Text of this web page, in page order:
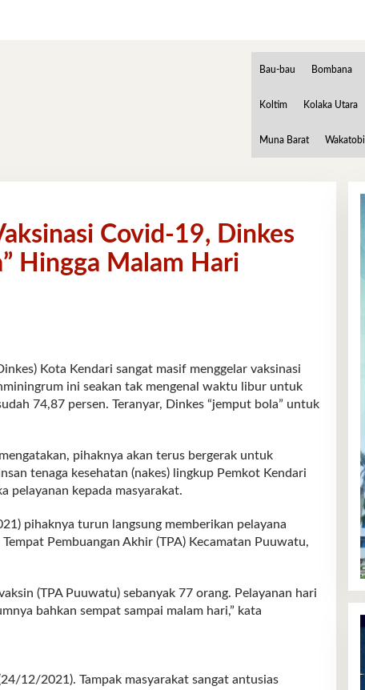
Bau-bau Bombana
Koltim Kolaka Utara
Muna Barat Wakatobi
Covid-19, Dinkes
Hingga Malam Hari
Kota Kendari sangat masif menggelar vaksinasi
ini seakan tak mengenal waktu libur untuk
74,87 persen. Teranyar, Dinkes “jemput bola” untuk
pihaknya akan terus bergerak untuk
tenaga kesehatan (nakes) lingkup Pemkot Kendari
pelayanan kepada masyarakat.
pihaknya turun langsung memberikan pelayana
Pembuangan Akhir (TPA) Kecamatan Puuwatu,
(TPA Puuwatu) sebanyak 77 orang. Pelayanan hari
bahkan sempat sampai malam hari,” kata
12/2021). Tampak masyarakat sangat antusias